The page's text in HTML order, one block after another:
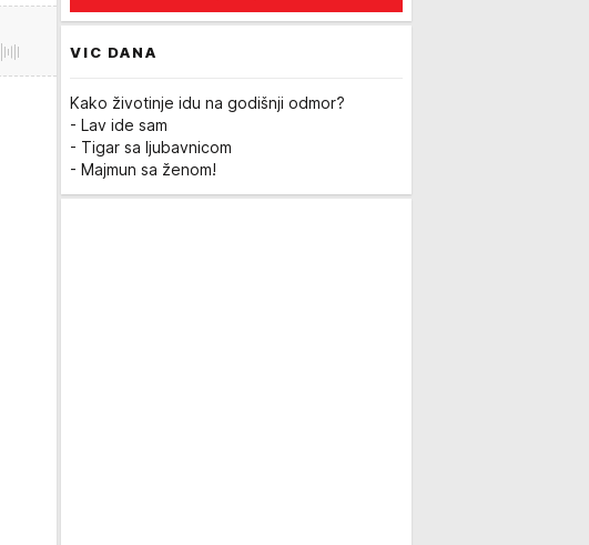
VIC DANA
Kako životinje idu na godišnji odmor?
- Lav ide sam
- Tigar sa ljubavnicom
- Majmun sa ženom!